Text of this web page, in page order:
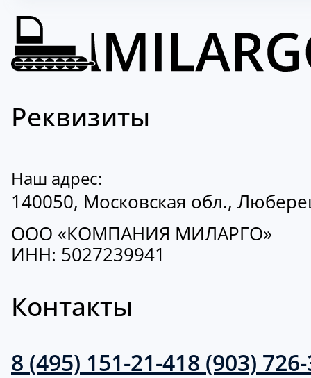
Реквизиты
Наш адрес:
140050, Московская обл.,
ООО «КОМПАНИЯ МИЛАРГО»
ИНН: 5027239941
Контакты
8 (495) 151-21-418 (903)